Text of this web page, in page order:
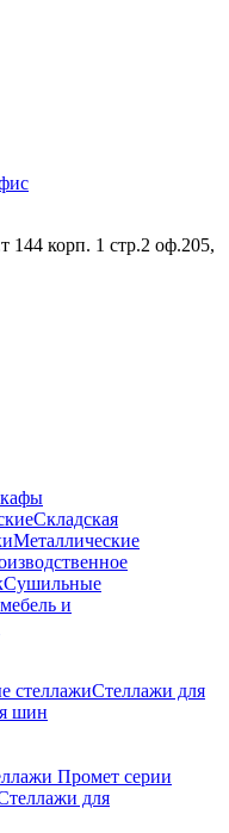
144 корп. 1 стр.2 оф.205,
Складская
Металлические
Сушильные
и
стеллажиСтеллажи для
шин
Промет серии
для